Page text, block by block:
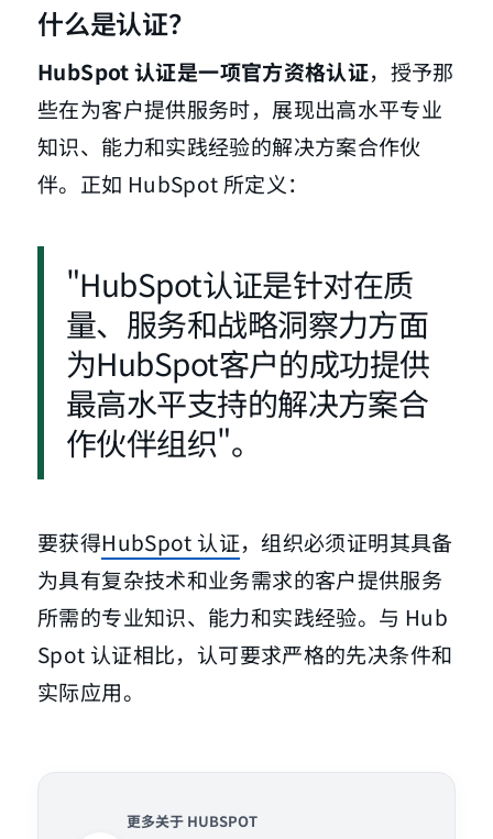
什么是认证？
HubSpot 认证是一项官方资格认证，授予那
些在为客户提供服务时，展现出高水平专业
知识、能力和实践经验的解决方案合作伙
伴。正如 HubSpot 所定义：
"HubSpot认证是针对在质
量、服务和战略洞察力方面
为HubSpot客户的成功提供
最高水平支持的解决方案合
作伙伴组织"。
要获得HubSpot 认证，组织必须证明其具备
为具有复杂技术和业务需求的客户提供服务
所需的专业知识、能力和实践经验。与 Hub
Spot 认证相比，认可要求严格的先决条件和
实际应用。
更多关于 HUBSPOT